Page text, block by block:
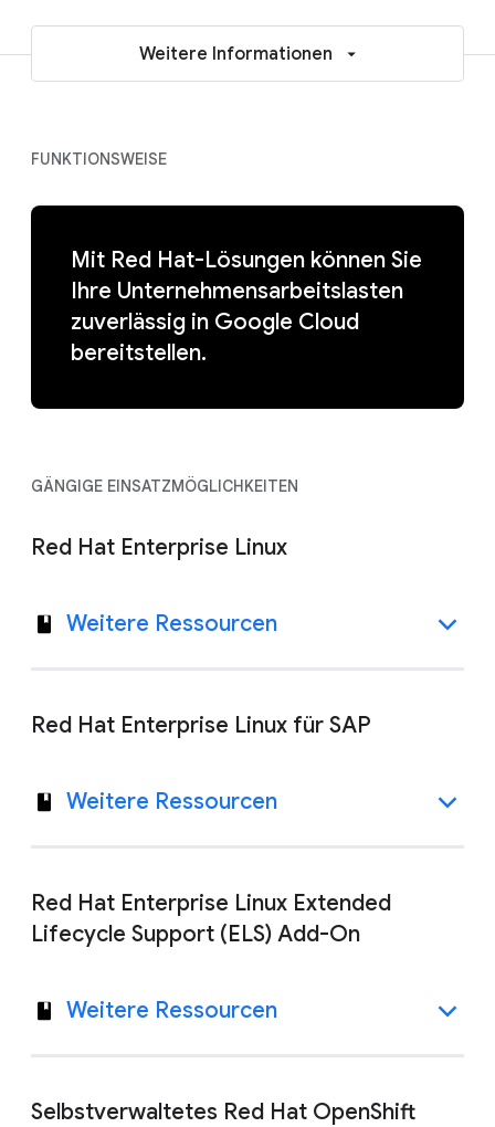
Weitere Informationen
FUNKTIONSWEISE
Mit Red Hat-Lösungen können Sie
Ihre Unternehmensarbeitslasten
zuverlässig in Google Cloud
bereitstellen.
GÄNGIGE EINSATZMÖGLICHKEITEN
Red Hat Enterprise Linux
Weitere Ressourcen
Red Hat Enterprise Linux für SAP
Weitere Ressourcen
Red Hat Enterprise Linux Extended
Lifecycle Support (ELS) Add-On
Weitere Ressourcen
Selbstverwaltetes Red Hat OpenShift